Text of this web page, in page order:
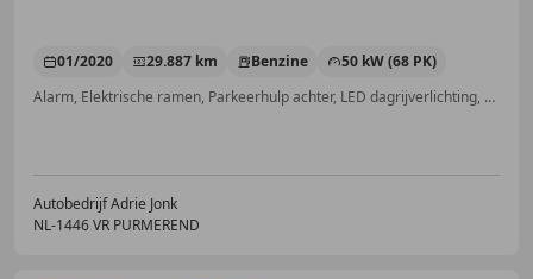
01/2020 29.887 km Benzine
50 kW (68 PK)
Alarm, Elektrische ramen, Parkeerhulp achter, LED dagrijverlichting, Centrale deurvergrendeling met afstandsbediening, Multifunctioneel stuurwiel, MP3, LED verlichting
Autobedrijf Adrie Jonk
NL-1446 VR PURMEREND